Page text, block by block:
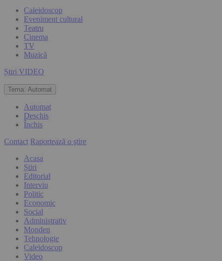
Caleidoscop
Eveniment cultural
Teatru
Cinema
TV
Muzică
Știri VIDEO
Tema: Automat
Automat
Deschis
Închis
Contact Raportează o ştire
Acasa
Știri
Editorial
Interviu
Politic
Economic
Social
Administrativ
Monden
Tehnologie
Caleidoscop
Video